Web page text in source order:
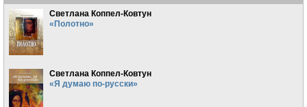
Светлана Коппел-Ковтун
«Полотно»
Светлана Коппел-Ковтун
«Я думаю по-русски»